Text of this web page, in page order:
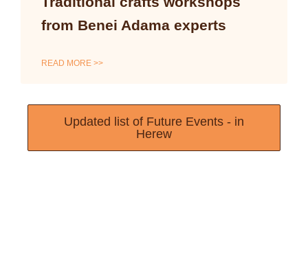
from Benei Adama experts
READ MORE >>
Updated list of Future Events - in
Herew